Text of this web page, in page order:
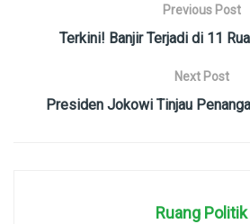
Previous Post
Terkini! Banjir Terjadi di 11
Next Post
Presiden Jokowi Tinjau
Ruang Politik